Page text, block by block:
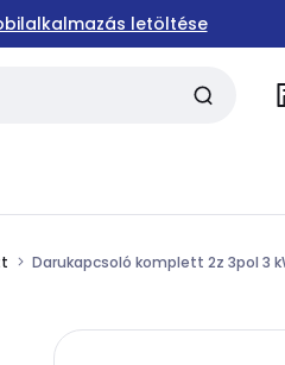
letöltése
Darukapcsoló komplett 2z 3pol 3